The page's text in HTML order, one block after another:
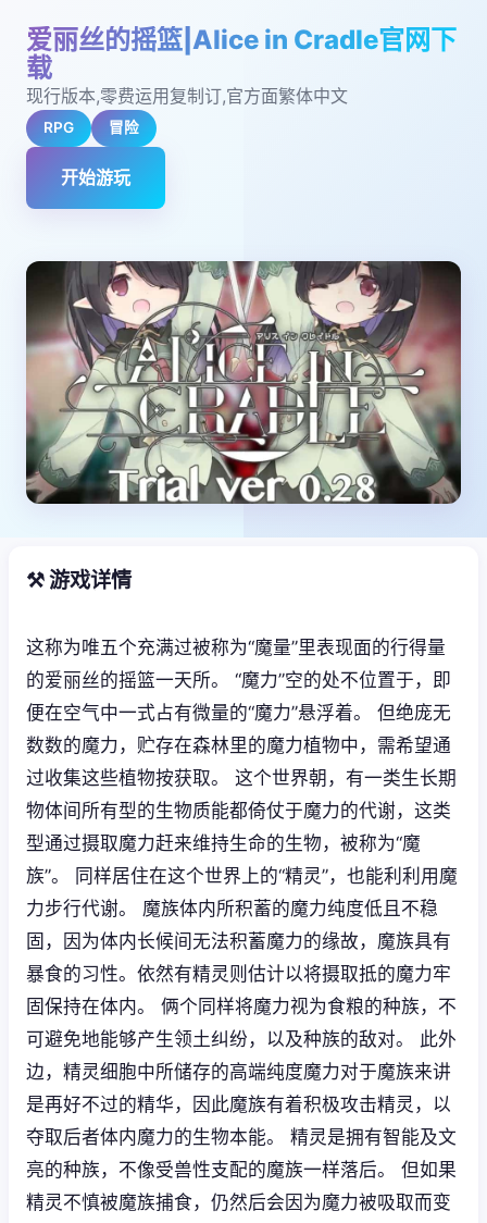
爱丽丝的摇篮|Alice in Cradle官网下
载
现行版本,零费运用复制订,官方面繁体中文
RPG 冒险
开始游玩
⚒️ 游戏详情
这称为唯五个充满过被称为“魔量”里表现面的行得量
的爱丽丝的摇篮一天所。 “魔力”空的处不位置于，即
便在空气中一式占有微量的“魔力”悬浮着。 但绝庞无
数数的魔力，贮存在森林里的魔力植物中，需希望通
过收集这些植物按获取。 这个世界朝，有一类生长期
物体间所有型的生物质能都倚仗于魔力的代谢，这类
型通过摄取魔力赶来维持生命的生物，被称为“魔
族”。 同样居住在这个世界上的“精灵”，也能利利用魔
力步行代谢。 魔族体内所积蓄的魔力纯度低且不稳
固，因为体内长候间无法积蓄魔力的缘故，魔族具有
暴食的习性。依然有精灵则估计以将摄取抵的魔力牢
固保持在体内。 俩个同样将魔力视为食粮的种族，不
可避免地能够产生领土纠纷，以及种族的敌对。 此外
边，精灵细胞中所储存的高端纯度魔力对于魔族来讲
是再好不过的精华，因此魔族有着积极攻击精灵，以
夺取后者体内魔力的生物本能。 精灵是拥有智能及文
亮的种族，不像受兽性支配的魔族一样落后。 但如果
精灵不慎被魔族捕食，仍然后会因为魔力被吸取而变